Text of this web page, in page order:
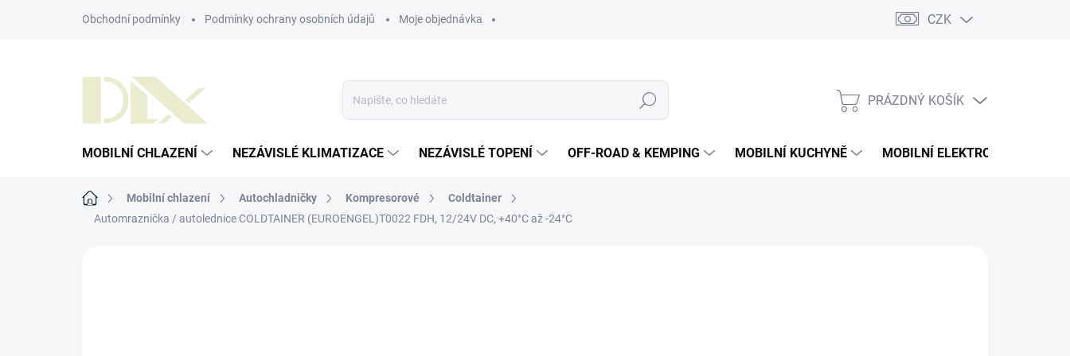
Obchodní podmínky Podmínky ochrany osobních údajů Moje objednávka CZK
Hledat
NÁKUPNÍ
PRÁZDNÝ KOŠÍK
MOBILNÍ CHLAZENÍ NEZÁVISLÉ KLIMATIZACE NEZÁVISLÉ TOPENÍ OFF-ROAD & KEMPING MOBILNÍ KUCHYNĚ MOBILNÍ ELEKTRONIKA
Domů Mobilní chlazení Autochladničky Kompresorové
Coldtainer
Automraznička / autolednice COLDTAINER (EUROENGEL)T0022 FDH, 12/24V DC, +40°C až -24°C